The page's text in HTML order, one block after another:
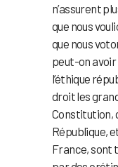
n’assurent
que nous
que nous
peut-on avoir
l’éthique
droit les
Constitution,
République,
France, sont